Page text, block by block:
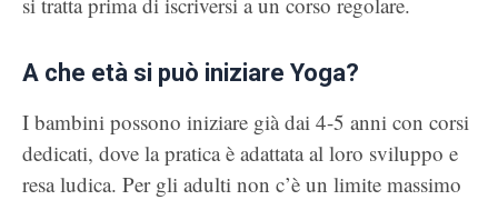
A che età si può iniziare Yoga?
I bambini possono iniziare già dai 4-5 anni con corsi
dedicati, dove la pratica è adattata al loro sviluppo e
resa ludica. Per gli adulti non c’è un limite massimo